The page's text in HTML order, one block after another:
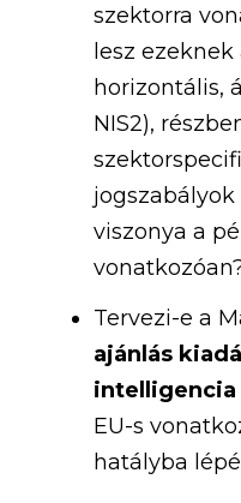
szektorra
lesz ezeknek
horizontális,
NIS2),
viszonya a
Tervezi-e a
ajánlás
intelligencia
EU-s
hatályba